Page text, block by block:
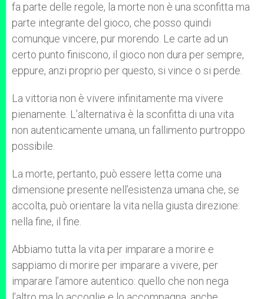
fa parte delle regole, la morte non è una sconfitta ma
parte integrante del gioco, che posso quindi
comunque vincere, pur morendo. Le carte ad un
certo punto finiscono, il gioco non dura per sempre,
eppure, anzi proprio per questo, si vince o si perde.
La vittoria non è vivere infinitamente ma vivere
pienamente. L’alternativa è la sconfitta di una vita
non autenticamente umana, un fallimento purtroppo
possibile.
La morte, pertanto, può essere letta come una
dimensione presente nell’esistenza umana che, se
accolta, può orientare la vita nella giusta direzione:
nella fine, il fine.
Abbiamo tutta la vita per imparare a morire e
sappiamo di morire per imparare a vivere, per
imparare l’amore autentico: quello che non nega